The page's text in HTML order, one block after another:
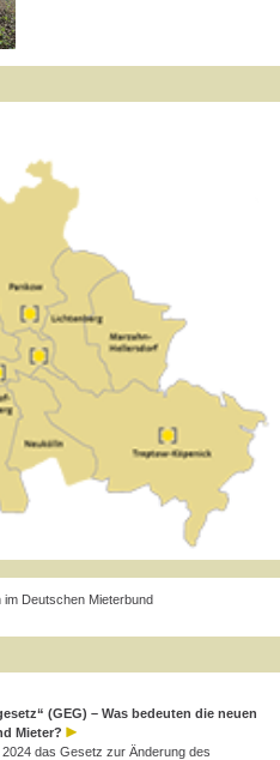
im Deutschen Mieterbund
(GEG) – Was bedeuten die neuen
Mieter?
2024 das Gesetz zur Änderung des